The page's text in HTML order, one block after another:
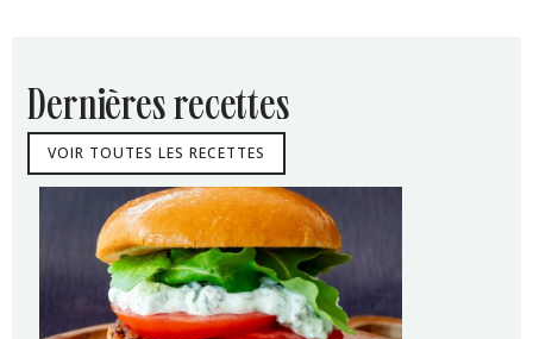
dernières recettes
VOIR TOUTES LES RECETTES